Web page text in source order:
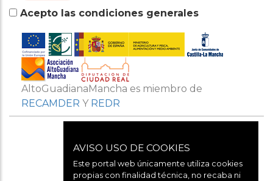
Acepto las condiciones generales
AltoGuadianaMancha es miembro de
RECAMDER Y REDR
AVISO USO DE COOKIES
Este portal web únicamente utiliza cookies
propias con finalidad técnica, no recaba ni